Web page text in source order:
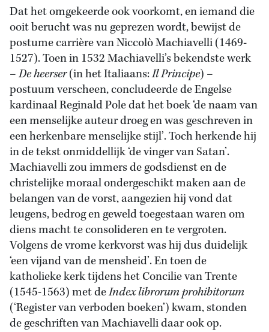
Dat het omgekeerde ook voorkomt, en iemand die
ooit berucht was nu geprezen wordt, bewijst de
postume carrière van Niccolò Machiavelli (1469-
1527). Toen in 1532 Machiavelli’s bekendste werk
–De heerser(in het Italiaans:Il Principe) –
postuum verscheen, concludeerde de Engelse
kardinaal Reginald Pole dat het boek ‘de naam van
een menselijke auteur droeg en was geschreven in
een herkenbare menselijke stijl’. Toch herkende hij
in de tekst onmiddellijk ‘de vinger van Satan’.
Machiavelli zou immers de godsdienst en de
christelijke moraal ondergeschikt maken aan de
belangen van de vorst, aangezien hij vond dat
leugens, bedrog en geweld toegestaan waren om
diens macht te consolideren en te vergroten.
Volgens de vrome kerkvorst was hij dus duidelijk
‘een vijand van de mensheid’. En toen de
katholieke kerk tijdens het Concilie van Trente
(1545-1563) met deIndex librorum prohibitorum
(‘Register van verboden boeken’) kwam, stonden
de geschriften van Machiavelli daar ook op.